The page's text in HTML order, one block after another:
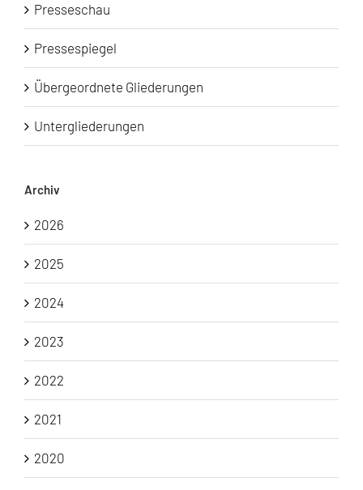
Presseschau
Pressespiegel
Übergeordnete Gliederungen
Untergliederungen
Archiv
2026
2025
2024
2023
2022
2021
2020